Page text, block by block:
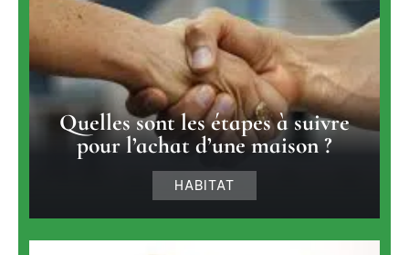
Quelles sont les étapes à suivre
pour l’achat d’une maison ?
HABITAT